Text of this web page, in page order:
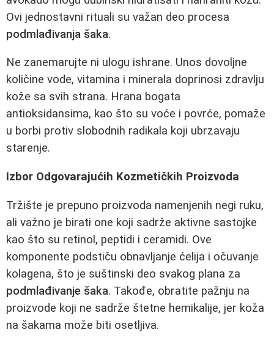
Ovi jednostavni rituali su važan deo procesa
podmlađivanja šaka.
Ne zanemarujte ni ulogu ishrane. Unos dovoljne
količine vode, vitamina i minerala doprinosi zdravlju
kože sa svih strana. Hrana bogata
antioksidansima, kao što su voće i povrće, pomaže
u borbi protiv slobodnih radikala koji ubrzavaju
starenje.
Izbor Odgovarajućih Kozmetičkih Proizvoda
Tržište je prepuno proizvoda namenjenih negi ruku,
ali važno je birati one koji sadrže aktivne sastojke
kao što su retinol, peptidi i ceramidi. Ove
komponente podstiču obnavljanje ćelija i očuvanje
kolagena, što je suštinski deo svakog plana za
podmlađivanje šaka. Takođe, obratite pažnju na
proizvode koji ne sadrže štetne hemikalije, jer koža
na šakama može biti osetljiva.